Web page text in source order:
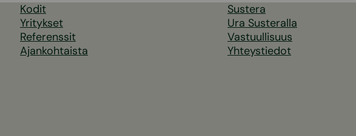
Kodit
Yritykset
Referenssit
Ajankohtaista
Sustera
Ura Susteralla
Vastuullisuus
Yhteystiedot